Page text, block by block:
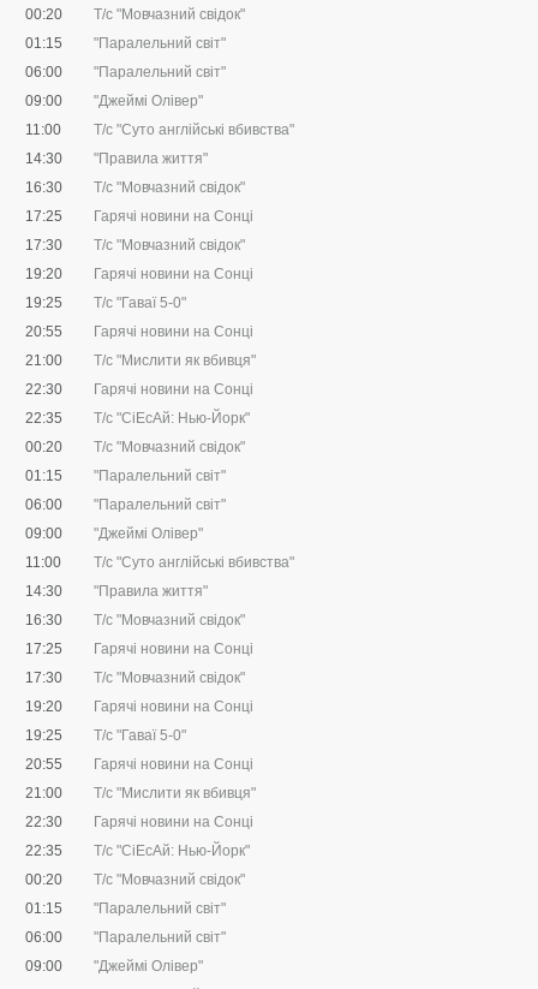
00:20
Т/с "Мовчазний свідок"
01:15
"Паралельний світ"
06:00
"Паралельний світ"
09:00
"Джеймі Олівер"
11:00
Т/с "Суто англійські вбивства"
14:30
"Правила життя"
16:30
Т/с "Мовчазний свідок"
17:25
Гарячі новини на Сонці
17:30
Т/с "Мовчазний свідок"
19:20
Гарячі новини на Сонці
19:25
Т/с "Гаваї 5-0"
20:55
Гарячі новини на Сонці
21:00
Т/с "Мислити як вбивця"
22:30
Гарячі новини на Сонці
22:35
Т/с "CіЕсАй: Нью-Йорк"
00:20
Т/с "Мовчазний свідок"
01:15
"Паралельний світ"
06:00
"Паралельний світ"
09:00
"Джеймі Олівер"
11:00
Т/с "Суто англійські вбивства"
14:30
"Правила життя"
16:30
Т/с "Мовчазний свідок"
17:25
Гарячі новини на Сонці
17:30
Т/с "Мовчазний свідок"
19:20
Гарячі новини на Сонці
19:25
Т/с "Гаваї 5-0"
20:55
Гарячі новини на Сонці
21:00
Т/с "Мислити як вбивця"
22:30
Гарячі новини на Сонці
22:35
Т/с "CіЕсАй: Нью-Йорк"
00:20
Т/с "Мовчазний свідок"
01:15
"Паралельний світ"
06:00
"Паралельний світ"
09:00
"Джеймі Олівер"